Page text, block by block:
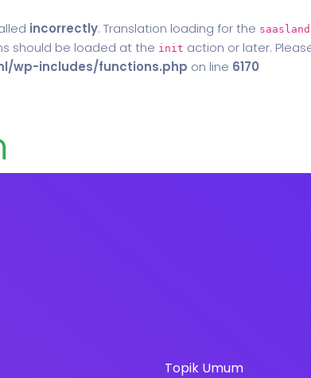
incorrectly. Translation loading for the saasland
should be loaded at the init action or later.
wp-includes/functions.php on line 6170
Topik Umum